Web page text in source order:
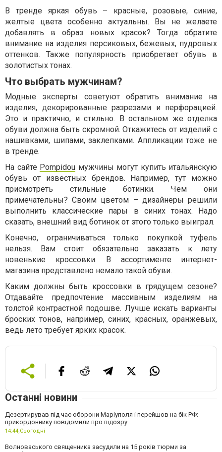
В тренде яркая обувь – красные, розовые, синие,
желтые цвета особенно актуальны. Вы не желаете
добавлять в образ новых красок? Тогда обратите
внимание на изделия персиковых, бежевых, пудровых
оттенков. Также популярность приобретает обувь в
золотистых тонах.
Что выбрать мужчинам?
Модные эксперты советуют обратить внимание на
изделия, декорированные разрезами и перфорацией.
Это и практично, и стильно. В остальном же отделка
обуви должна быть скромной. Откажитесь от изделий с
нашивками, шипами, заклепками. Аппликации тоже не
в тренде.
На сайте Pompidou мужчины могут купить итальянскую
обувь от известных брендов. Например, тут можно
присмотреть стильные ботинки. Чем они
примечательны? Своим цветом – дизайнеры решили
выполнить классические пары в синих тонах. Надо
сказать, внешний вид ботинок от этого только выиграл.
Конечно, ограничиваться только покупкой туфель
нельзя. Вам стоит обязательно заказать к лету
новенькие кроссовки. В ассортименте интернет-
магазина представлено немало такой обуви.
Каким должны быть кроссовки в грядущем сезоне?
Отдавайте предпочтение массивным изделиям на
толстой контрастной подошве. Лучше искать варианты
броских тонов, например, синих, красных, оранжевых,
ведь лето требует ярких красок.
Останні новини
Дезертирував під час оборони Маріуполя і перейшов на бік РФ:
прикордоннику повідомили про підозру
14:44,Сьогодні
Волноваського священника засудили на 15 років тюрми за